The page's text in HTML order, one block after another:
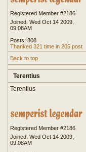
Registered Member #2186
Joined: Wed Oct 14 2009,
09:08AM
Posts: 808
Thanked 321 time in 205 post
Back to top
Terentius
Terentius
Registered Member #2186
Joined: Wed Oct 14 2009,
09:08AM